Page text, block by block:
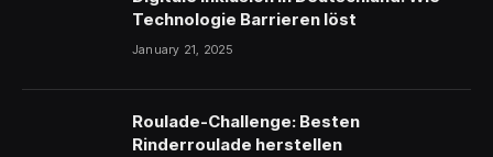
Technologie Barrieren löst
January 21, 2025
Roulade-Challenge: Besten
Rinderroulade herstellen